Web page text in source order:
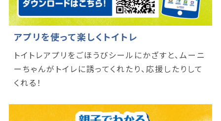
アプリを使って楽しくトイトレ
トイトレアプリをごほうびシールにかざすと、ムーニ
ーちゃんがトイレに誘ってくれたり、応援したりして
くれる！